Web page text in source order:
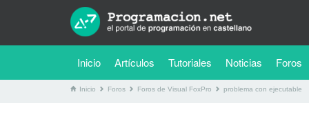
Inicio Artículos Tutoriales (current)
Noticias Foros
Inicio Foros Foros de Visual FoxPro problema con ejecutable